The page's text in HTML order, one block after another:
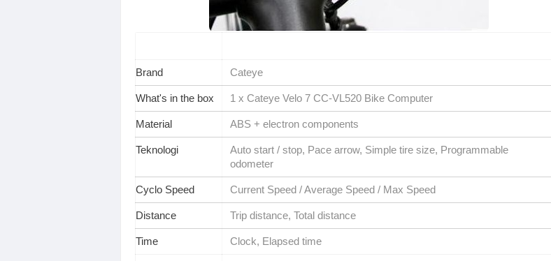
Brand Cateye
What's in the box 1 x Cateye Velo 7 CC-VL520 Bike Computer
Material ABS + electron components
Teknologi
Auto start / stop, Pace arrow, Simple tire size, Programmable
odometer
Cyclo Speed Current Speed / Average Speed / Max Speed
Distance Trip distance, Total distance
Time Clock, Elapsed time